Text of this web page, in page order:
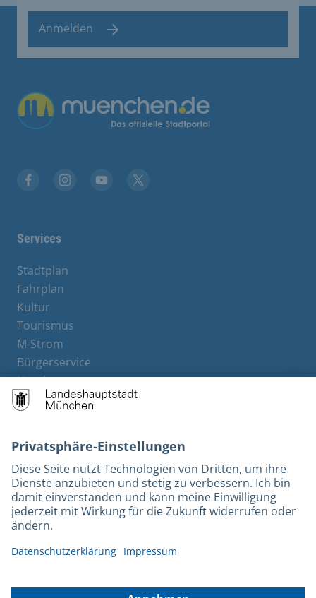
Anmelden
Services
Stadtplan
Fahrplan
Kultur
Tourismus
M-Strom
Bürgerservice
Hotels
Barrierefreiheit
Leichte Sprache
Gebärdensprache
Datenschutz
Impressum